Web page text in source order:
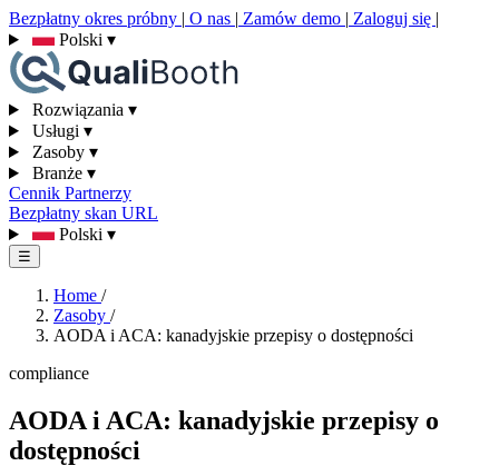
Bezpłatny okres próbny | O nas | Zamów demo | Zaloguj się |
Polski ▾
Rozwiązania ▾
Usługi ▾
Zasoby ▾
Branże ▾
Cennik Partnerzy
Bezpłatny skan URL
Polski ▾
☰
Home /
Zasoby /
AODA i ACA: kanadyjskie przepisy o dostępności
compliance
AODA i ACA: kanadyjskie przepisy o
dostępności